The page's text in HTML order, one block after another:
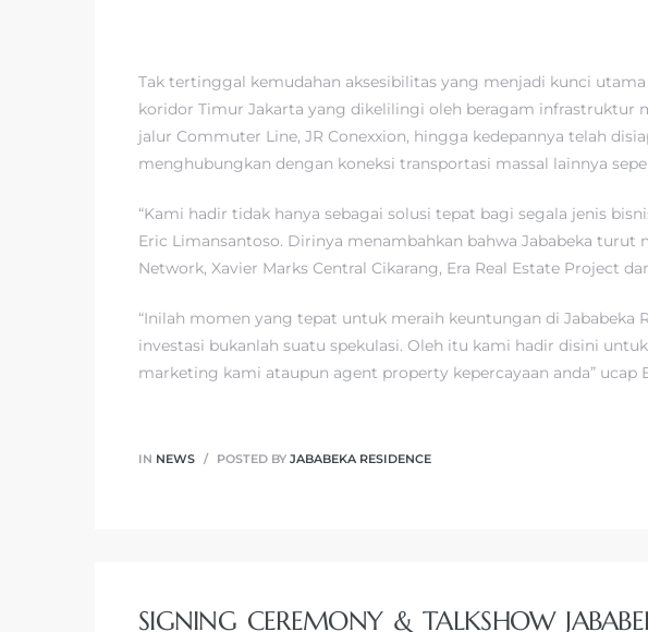
Tak tertinggal kemudahan aksesibilitas yang menjadi kunci
koridor Timur Jakarta yang dikelilingi oleh beragam infrastruktur
jalur Commuter Line, JR Conexxion, hingga kedepannya telah
menghubungkan dengan koneksi transportasi massal lainnya
“Kami hadir tidak hanya sebagai solusi tepat bagi segala jenis
Eric Limansantoso. Dirinya menambahkan bahwa Jababeka
Network, Xavier Marks Central Cikarang, Era Real Estate Project
“Inilah momen yang tepat untuk meraih keuntungan di
investasi bukanlah suatu spekulasi. Oleh itu kami hadir disini
marketing kami ataupun agent property kepercayaan anda” ucap
IN NEWS POSTED BY JABABEKA RESIDENCE
SIGNING CEREMONY & TALKSHOW